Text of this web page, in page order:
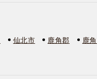
仙北市 鹿角郡
鹿